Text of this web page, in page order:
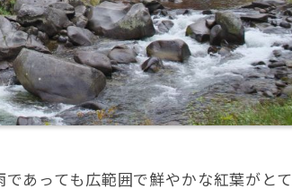
あっても広範囲で鮮やかな紅葉がとて